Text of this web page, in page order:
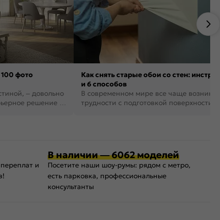
фото
– довольно
решение в
Как снять старые обои со стен:
и 6 способов
В современном мире все чаще
трудности с подготовкой поверхности
и
В наличии — 6062 моделей
Посетите наши шоу-румы: рядом с метро,
есть парковка, профессиональные
консультанты